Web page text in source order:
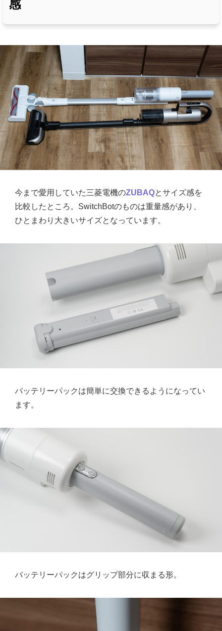
感
今まで愛用していた三菱電機のZUBAQとサイズ感を
比較したところ。SwitchBotのものは重量感があり、
ひとまわり大きいサイズとなっています。
バッテリーパックは簡単に交換できるようになってい
ます。
バッテリーパックはグリップ部分に収まる形。